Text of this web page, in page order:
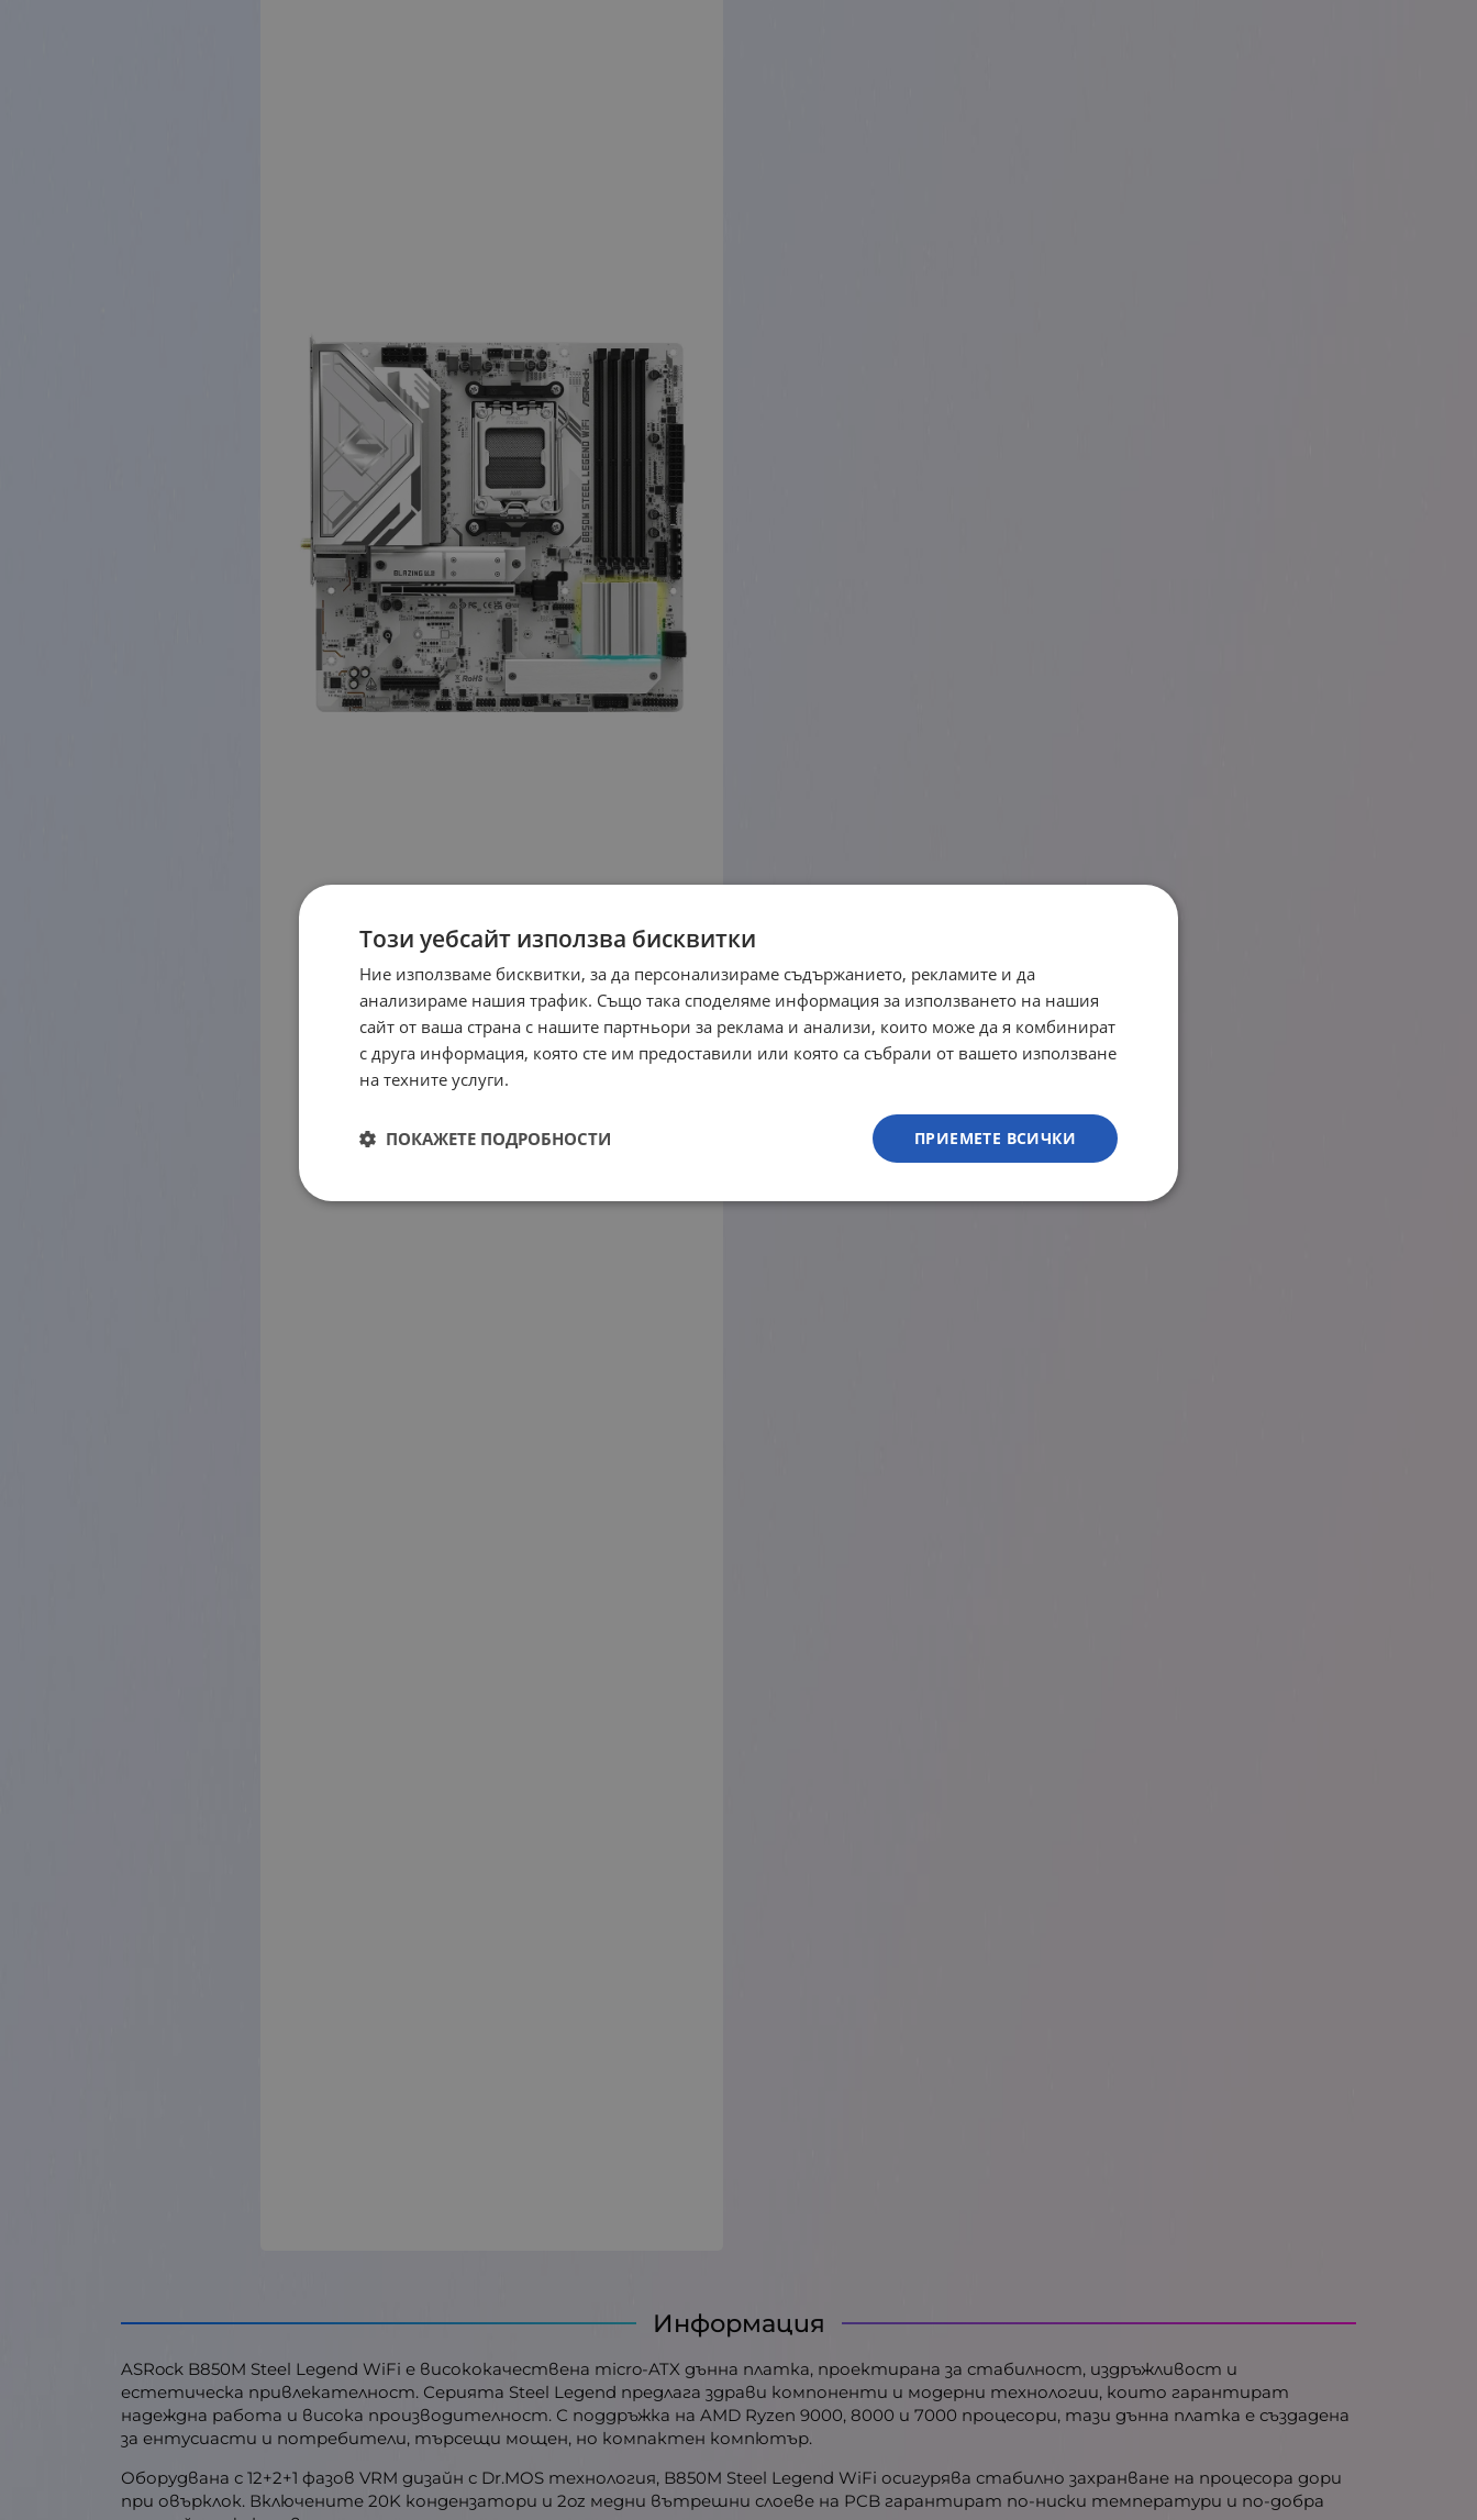
Информация
ASRock B850M Steel Legend WiFi е висококачествена micro-ATX дънна платка, проектирана за стабилност, издръжливост и
естетическа привлекателност. Серията Steel Legend предлага здрави компоненти и модерни технологии, които гарантират
надеждна работа и висока производителност. С поддръжка на AMD Ryzen 9000, 8000 и 7000 процесори, тази дънна платка е създадена
за ентусиасти и потребители, търсещи мощен, но компактен компютър.
Оборудвана с 12+2+1 фазов VRM дизайн с Dr.MOS технология, B850M Steel Legend WiFi осигурява стабилно захранване на процесора дори
при овърклок. Включените 20K кондензатори и 2oz медни вътрешни слоеве на PCB гарантират по-ниски температури и по-добра
Този уебсайт използва бисквитки
Ние използваме бисквитки, за да персонализираме съдържанието, рекламите и да
анализираме нашия трафик. Също така споделяме информация за използването на нашия
сайт от ваша страна с нашите партньори за реклама и анализи, които може да я комбинират
с друга информация, която сте им предоставили или която са събрали от вашето използване
на техните услуги.
ПРИЕМЕТЕ ВСИЧКИ
ПОКАЖЕТЕ ПОДРОБНОСТИ